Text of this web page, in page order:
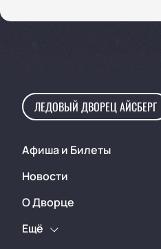
ЛЕДОВЫЙ ДВОРЕЦ АЙСБЕРГ
Афиша и Билеты
Новости
О Дворце
Ещё